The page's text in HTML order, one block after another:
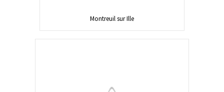
Montreuil sur Ille